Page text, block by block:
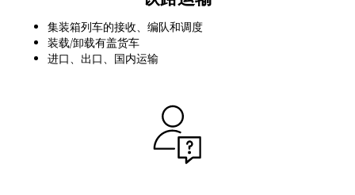
集装箱列车的接收、编队和调度
装载/卸载有盖货车
进口、出口、国内运输